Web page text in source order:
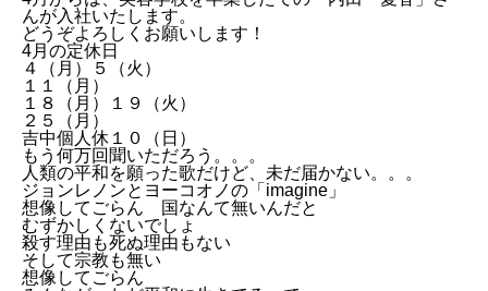
んが入社いたします。
どうぞよろしくお願いします！
4月の定休日
４（月）５（火）
１１（月）
１８（月）１９（火）
２５（月）
吉中個人休１０（日）
もう何万回聞いただろう。。。
人類の平和を願った歌だけど、未だ届かない。。。
ジョンレノンとヨーコオノの「imagine」
想像してごらん 国なんて無いんだと
むずかしくないでしょ
殺す理由も死ぬ理由もない
そして宗教も無い
想像してごらん